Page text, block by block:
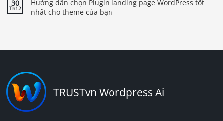
30
Th12
Hướng dẫn chọn Plugin landing page WordPress tốt
nhất cho theme của bạn
TRUSTvn Wordpress Ai